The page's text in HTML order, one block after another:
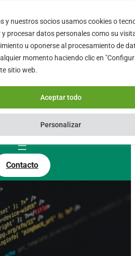
y nuestros socios usamos cookies o
procesar datos personales como su
u oponerse al procesamiento de
momento haciendo clic en
sitio web.
Personalizar
Aceptar todo
– Barcelona
– España
hs. Soporte Online
79 25 79
9:00 AM a 6:00PM
Contacto